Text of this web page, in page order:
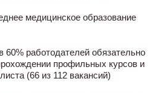
медицинское образование
60% работодателей обязательно
профильных курсов и
(66 из 112 вакансий)